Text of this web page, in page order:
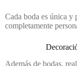
Cada boda es única y
completamente
Además de bodas,